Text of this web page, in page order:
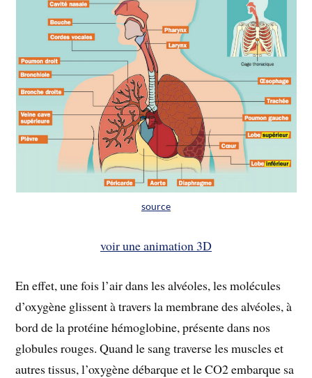
source
voir une animation 3D
En effet, une fois l’air dans les alvéoles, les molécules
d’oxygène glissent à travers la membrane des alvéoles, à
bord de la protéine hémoglobine, présente dans nos
globules rouges. Quand le sang traverse les muscles et
autres tissus, l’oxygène débarque et le CO2 embarque sa